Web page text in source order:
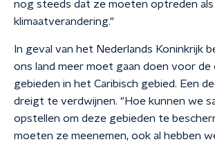
nog steeds dat ze moeten optreden
klimaatverandering."
In geval van het Nederlands Koninkrijk
ons land meer moet gaan doen voor de
gebieden in het Caribisch gebied. Een
dreigt te verdwijnen. "Hoe kunnen we
opstellen om deze gebieden te
moeten ze meenemen, ook al hebben